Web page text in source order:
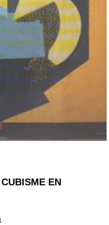
EN